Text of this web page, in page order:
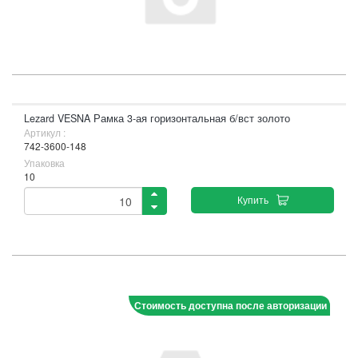
Lezard VESNA Рамка 3-ая горизонтальная б/вст золото
Артикул :
742-3600-148
Упаковка
10
Купить
Стоимость доступна после авторизации